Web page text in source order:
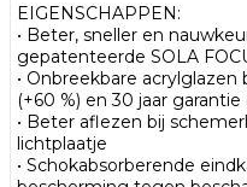
EIGENSCHAPPEN:
• Beter, sneller en
gepatenteerde SOLA
• Onbreekbare
(+60 %) en 30 jaar
• Beter aflezen bij
lichtplaatje
• Schokabsorberende